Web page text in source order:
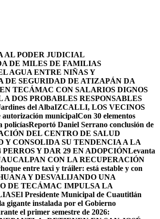
AL PODER JUDICIAL
DE MILES DE FAMILIAS
AGUA ENTRE NIÑAS Y
DE SEGURIDAD DE ATIZAPÁN DA
TECÁMAC CON SALARIOS DIGNOS
DOS PROBABLES RESPONSABLES
del AlbaIZCALLI, LOS VECINOS
autorización municipalCon 30 elementos
policíasReportó Daniel Serrano conclusión de
DEL CENTRO DE SALUD
CONSOLIDA SU TENDENCIA A LA
Y DAR 29 EN ADOPCIÓNLevanta
CON LA RECUPERACIÓN
entre taxi y tráiler: está estable y con
Y DESVALIJANDO UNA
DE TECÁMAC IMPULSA LA
El Presidente Municipal de Cuautitlán
gigante instalada por el Gobierno
el primer semestre de 2026: